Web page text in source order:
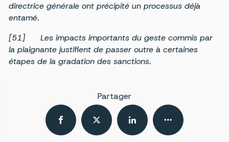
directrice générale ont précipité un processus déjà
entamé.
[51]
Les impacts importants du geste commis par
la plaignante justifient de passer outre à certaines
étapes de la gradation des sanctions.
Partager